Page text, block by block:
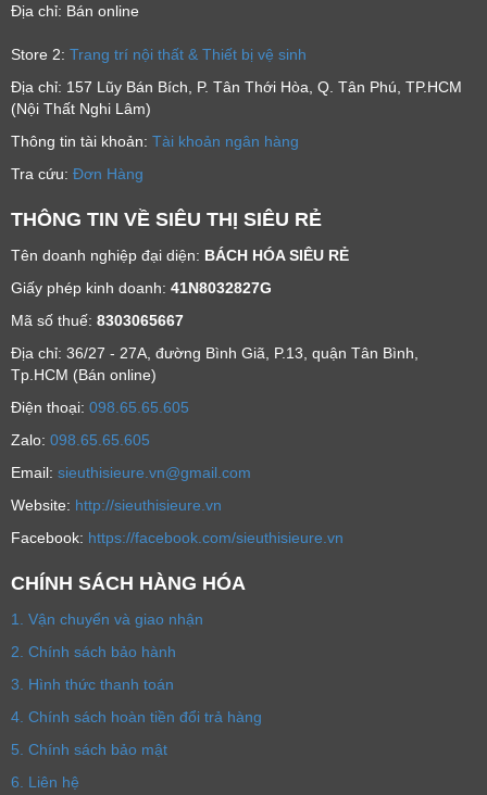
Địa chỉ: Bán online
Store 2: Trang trí nội thất & Thiết bị vệ sinh
Địa chỉ: 157 Lũy Bán Bích, P. Tân Thới Hòa, Q. Tân Phú, TP.HCM
(Nội Thất Nghi Lâm)
Thông tin tài khoản: Tài khoản ngân hàng
Tra cứu: Đơn Hàng
THÔNG TIN VỀ SIÊU THỊ SIÊU RẺ
Tên doanh nghiệp đại diện: BÁCH HÓA SIÊU RẺ
Giấy phép kinh doanh: 41N8032827G
Mã số thuế: 8303065667
Địa chỉ: 36/27 - 27A, đường Bình Giã, P.13, quận Tân Bình,
Tp.HCM (Bán online)
Ðiện thoại: 098.65.65.605
Zalo: 098.65.65.605
Email: sieuthisieure.vn@gmail.com
Website: http://sieuthisieure.vn
Facebook: https://facebook.com/sieuthisieure.vn
CHÍNH SÁCH HÀNG HÓA
1. Vận chuyển và giao nhận
2. Chính sách bảo hành
3. Hình thức thanh toán
4. Chính sách hoàn tiền đổi trả hàng
5. Chính sách bảo mật
6. Liên hệ